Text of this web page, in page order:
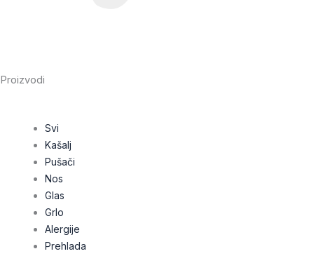
Proizvodi
Svi
Kašalj
Pušači
Nos
Glas
Grlo
Alergije
Prehlada